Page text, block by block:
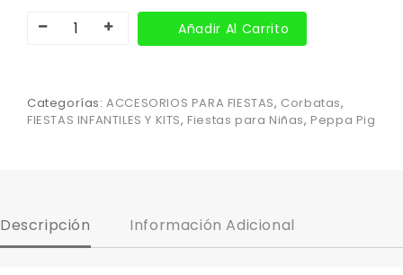
Añadir Al Carrito
Categorías:ACCESORIOS PARA FIESTAS, Corbatas,
FIESTAS INFANTILES Y KITS, Fiestas para Niñas, Peppa Pig
Descripción Información Adicional